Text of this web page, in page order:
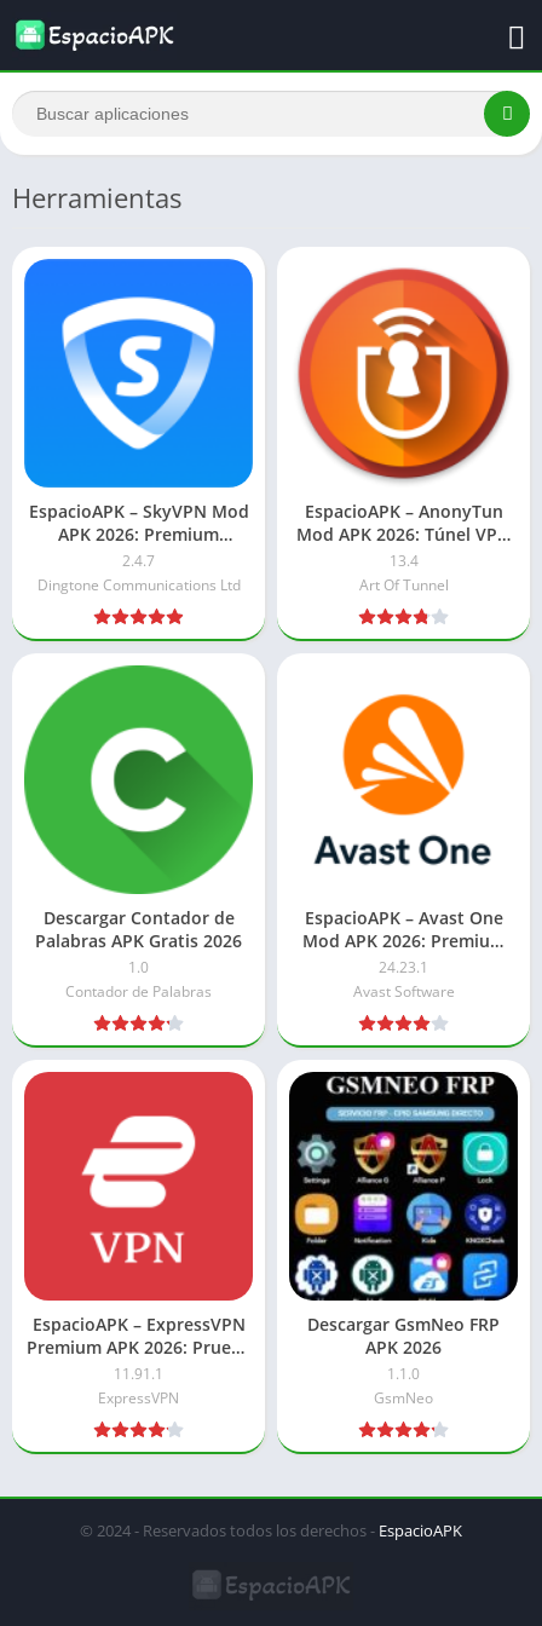
Herramientas
EspacioAPK – SkyVPN Mod
APK 2026: Premium
Desbloqueado
2.4.7
Dingtone Communications Ltd
EspacioAPK – AnonyTun
Mod APK 2026: Túnel VPN
ilimitado
13.4
Art Of Tunnel
Descargar Contador de
Palabras APK Gratis 2026
1.0
Contador de Palabras
EspacioAPK – Avast One
Mod APK 2026: Premium
Desbloqueado
24.23.1
Avast Software
EspacioAPK – ExpressVPN
Premium APK 2026: Prueba
ilimitada
11.91.1
ExpressVPN
Descargar GsmNeo FRP
APK 2026
1.1.0
GsmNeo
© 2024 - Reservados todos los derechos - EspacioAPK